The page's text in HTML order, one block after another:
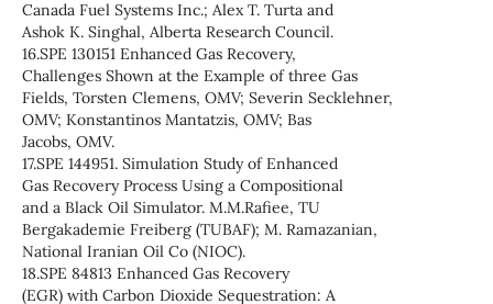
Canada Fuel Systems Inc.; Alex T. Turta and
Ashok K. Singhal, Alberta Research Council.
16.SPE 130151 Enhanced Gas Recovery,
Challenges Shown at the Example of three Gas
Fields, Torsten Clemens, OMV; Severin Secklehner,
OMV; Konstantinos Mantatzis, OMV; Bas
Jacobs, OMV.
17.SPE 144951. Simulation Study of Enhanced
Gas Recovery Process Using a Compositional
and a Black Oil Simulator. M.M.Rafiee, TU
Bergakademie Freiberg (TUBAF); M. Ramazanian,
National Iranian Oil Co (NIOC).
18.SPE 84813 Enhanced Gas Recovery
(EGR) with Carbon Dioxide Sequestration: A